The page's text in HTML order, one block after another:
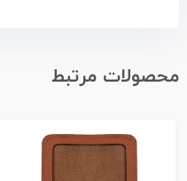
محصولات مرتبط